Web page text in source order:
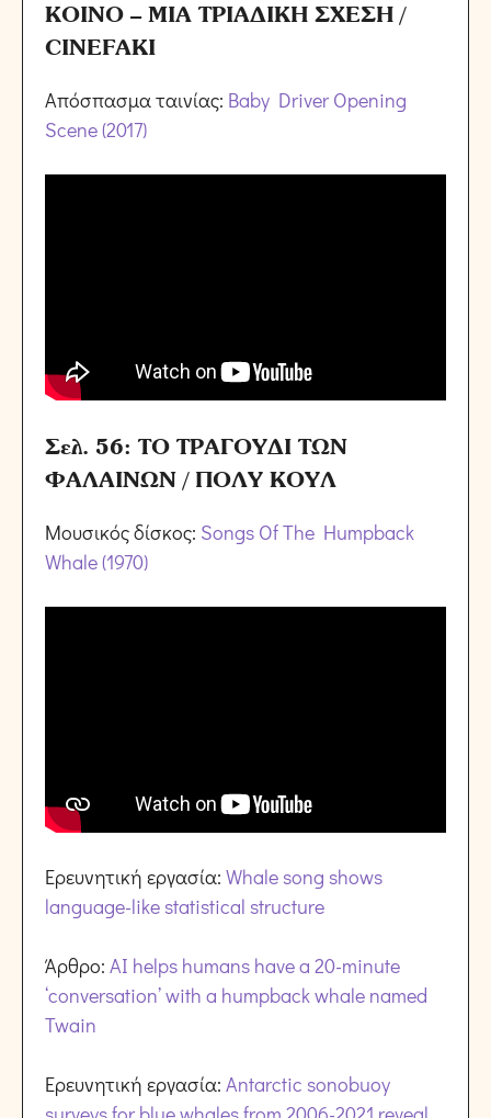
ΚΟΙΝΟ – ΜΙΑ ΤΡΙΑΔΙΚΗ ΣΧΕΣΗ /
CINEFAKI
Απόσπασμα ταινίας: Baby Driver Opening
Scene (2017)
Σελ. 56: ΤΟ ΤΡΑΓΟΥΔΙ ΤΩΝ
ΦΑΛΑΙΝΩΝ / ΠΟΛΥ ΚΟΥΛ
Μουσικός δίσκος: Songs Of The Humpback
Whale (1970)
Ερευνητική εργασία:Whale song shows
language-like statistical structure
Άρθρο:AI helps humans have a 20-minute
‘conversation’ with a humpback whale named
Twain
Ερευνητική εργασία:Antarctic sonobuoy